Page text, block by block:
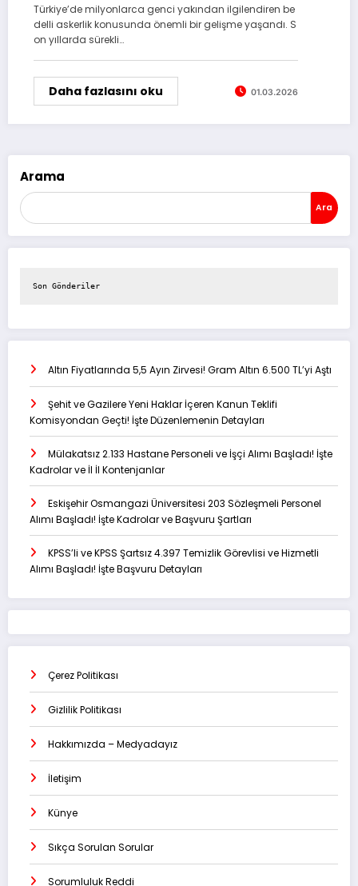
Türkiye’de milyonlarca genci yakından ilgilendiren be
delli askerlik konusunda önemli bir gelişme yaşandı. S
on yıllarda sürekli…
Daha fazlasını oku 01.03.2026
Arama
Ara
Son Gönderiler
Altın Fiyatlarında 5,5 Ayın Zirvesi! Gram Altın 6.500 TL’yi Aştı
Şehit ve Gazilere Yeni Haklar İçeren Kanun Teklifi
Komisyondan Geçti! İşte Düzenlemenin Detayları
Mülakatsız 2.133 Hastane Personeli ve İşçi Alımı Başladı! İşte
Kadrolar ve İl İl Kontenjanlar
Eskişehir Osmangazi Üniversitesi 203 Sözleşmeli Personel
Alımı Başladı! İşte Kadrolar ve Başvuru Şartları
KPSS’li ve KPSS Şartsız 4.397 Temizlik Görevlisi ve Hizmetli
Alımı Başladı! İşte Başvuru Detayları
Çerez Politikası
Gizlilik Politikası
Hakkımızda – Medyadayız
İletişim
Künye
Sıkça Sorulan Sorular
Sorumluluk Reddi